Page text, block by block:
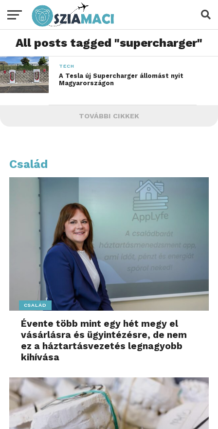
All posts tagged "supercharger"
TECH
A Tesla új Supercharger állomást nyit
Magyarországon
TOVÁBBI CIKKEK
Család
CSALÁD
Évente több mint egy hét megy el
vásárlásra és ügyintézésre, de nem
ez a háztartásvezetés legnagyobb
kihívása